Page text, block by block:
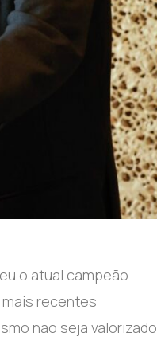
o atual campeão
recentes
não seja valorizado